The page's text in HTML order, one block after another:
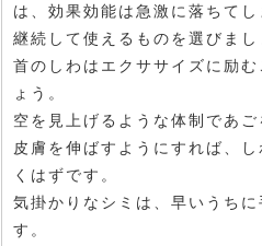
は、効果効能は急激に落ちてし
継続して使えるものを選びまし
首のしわはエクササイズに励
ょう。
空を見上げるような体制であ
皮膚を伸ばすようにすれば、
くはずです。
気掛かりなシミは、早いうち
す。